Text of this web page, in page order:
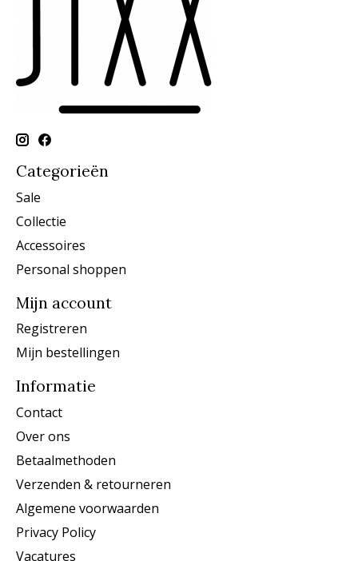
Categorieën
Sale
Collectie
Accessoires
Personal shoppen
Mijn account
Registreren
Mijn bestellingen
Informatie
Contact
Over ons
Betaalmethoden
Verzenden & retourneren
Algemene voorwaarden
Privacy Policy
Vacatures